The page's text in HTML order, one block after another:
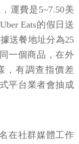
運費是5~7.50美
Eats的假日送
送餐地址分為25
一個商品，在外
，有調查指價差
平台業者會抽成
在社群媒體工作